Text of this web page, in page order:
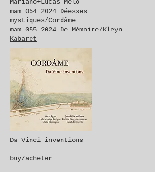
Mariano+Lucas Melo
mam 054 2024 Déesses
mystiques/Cordâme
mam 055 2024 De Mémoire/Kleyn
Kabaret
Da Vinci inventions
buy/acheter